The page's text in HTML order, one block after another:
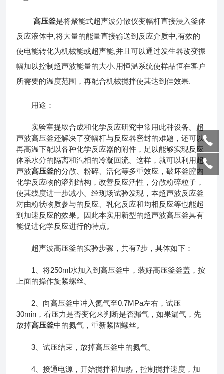
高压釜是将聚能式超声波分散仪变幅杆直接浸入釜体
反应液体中,将大量的能量直接输送到反应介质中,有效的
使电能转化为机械能或超声能,并且可以通过发生器改变振
幅加以控制超声波能量的大小.用恒温系统使样品恒在客户
所需要的温度范围，再配合机械搅拌使其达到佳效果.
用途：
实验室提取合成和化学反应研究中常用此种设备。超
声波高压釜还解决了变幅杆与反应器密封的难题，还可以
再高温下配以各种化学反应器的附件，足以能够实现反应
体系水分的隔离和汽相的冷凝回流。这样，就可以利用超
声波高压釜的分散、粉碎、活化等多重效应，破坏釜腔内
化学反应物的溶剂结构，改善反应活性，分散粉碎粒子，
使其线度进一步减小。经现场试验发现，本超声波反应釜
对由粉状物质参与的反应、乳化反应和均相反应等也能起
到加速反应的效果。因此本实用新型的超声波高压釜具有
能促进化学反应进行的特点。
超声波高压釜的实验步骤，共有7步，具体如下：
1、将250ml水加入到高压釜中，装好高压釜釜盖，按
上面的操作旋紧螺丝。
2、向高压釜中冲入氮气至0.7MPa左右，试压
30min，看压力是否变化来判断是否漏气，如果漏气，先
放掉高压釜中的氮气，重新紧固螺丝。
3、试压结束，放掉高压釜中的氮气。
4、接通电源，开始搅拌和加热，控制搅拌速度，加